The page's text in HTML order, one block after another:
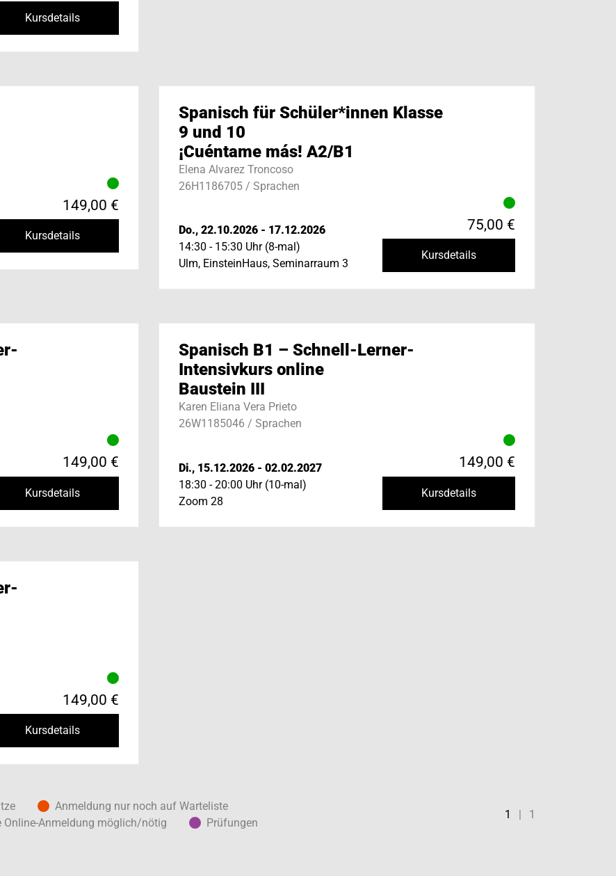
Kursdetails
149,00 €
Kursdetails
Spanisch für Schüler*innen Klasse
9 und 10
¡Cuéntame más! A2/B1
Elena Alvarez Troncoso
26H1186705 / Sprachen
Do., 22.10.2026 - 17.12.2026
14:30 - 15:30 Uhr (8-mal)
Ulm, EinsteinHaus, Seminarraum 3
75,00 €
Kursdetails
149,00 €
Kursdetails
Spanisch B1 – Schnell-Lerner-
Intensivkurs online
Baustein III
Karen Eliana Vera Prieto
26W1185046 / Sprachen
Di., 15.12.2026 - 02.02.2027
18:30 - 20:00 Uhr (10-mal)
Zoom 28
149,00 €
Kursdetails
149,00 €
Kursdetails
Anmeldung nur noch auf Warteliste
Online-Anmeldung möglich/nötig Prüfungen
1 | 1